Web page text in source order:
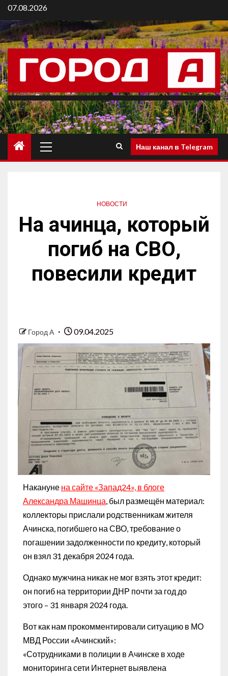
07.08.2026
Наш канал в Telegram
НОВОСТИ
На ачинца, который
погиб на СВО,
повесили кредит
Город А 09.04.2025
Накануне на сайте «Запад24», в блоге
Александра Машинца, был размещён материал:
коллекторы прислали родственникам жителя
Ачинска, погибшего на СВО, требование о
погашении задолженности по кредиту, который
он взял 31 декабря 2024 года.
Однако мужчина никак не мог взять этот кредит:
он погиб на территории ДНР почти за год до
этого – 31 января 2024 года.
Вот как нам прокомментировали ситуацию в МО
МВД России «Ачинский»:
«Сотрудниками в полиции в Ачинске в ходе
мониторинга сети Интернет выявлена